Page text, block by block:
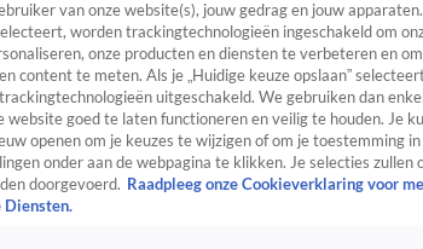
van onze website(s), jouw gedrag en jouw
worden trackingtechnologieën ingeschakeld om
onze producten en diensten te verbeteren en
content te meten. Als je „Huidige keuze opslaan”
uitgeschakeld. We gebruiken dan
website goed te laten functioneren en veilig te houden. Je
openen om je keuzes te wijzigen of om je toestemming
onder aan de webpagina te klikken. Je selecties zullen
doorgevoerd. Raadpleeg onze Cookieverklaring voor
Diensten.